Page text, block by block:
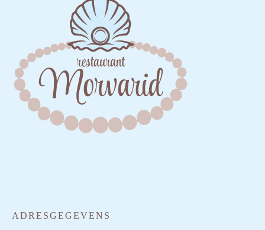
ADRESGEGEVENS